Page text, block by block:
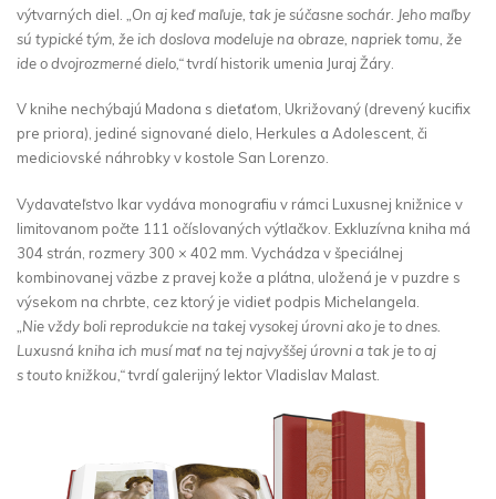
výtvarných diel.
„On aj keď maľuje, tak je súčasne sochár. Jeho maľby
sú typické tým, že ich doslova modeluje na obraze, napriek tomu, že
ide o dvojrozmerné dielo,“tvrdí historik umenia Juraj Žáry.
V knihe nechýbajú Madona s dieťaťom, Ukrižovaný (drevený kucifix
pre priora), jediné signované dielo, Herkules a Adolescent, či
mediciovské náhrobky v kostole San Lorenzo.
Vydavateľstvo Ikar vydáva monografiu v rámci Luxusnej knižnice v
limitovanom počte 111 očíslovaných výtlačkov. Exkluzívna kniha má
304 strán, rozmery 300 × 402 mm. Vychádza v špeciálnej
kombinovanej väzbe z pravej kože a plátna, uložená je v puzdre s
výsekom na chrbte, cez ktorý je vidieť podpis Michelangela.
„Nie vždy boli reprodukcie na takej vysokej úrovni ako je to dnes.
Luxusná kniha ich musí mať na tej najvyššej úrovni a tak je to aj
s touto knižkou,“tvrdí galerijný lektor Vladislav Malast.